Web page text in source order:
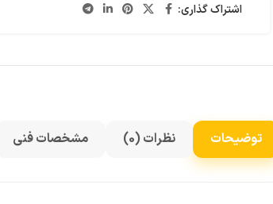
اشتراک گذاری:
توضیحات نظرات (0) مشخصات فنی